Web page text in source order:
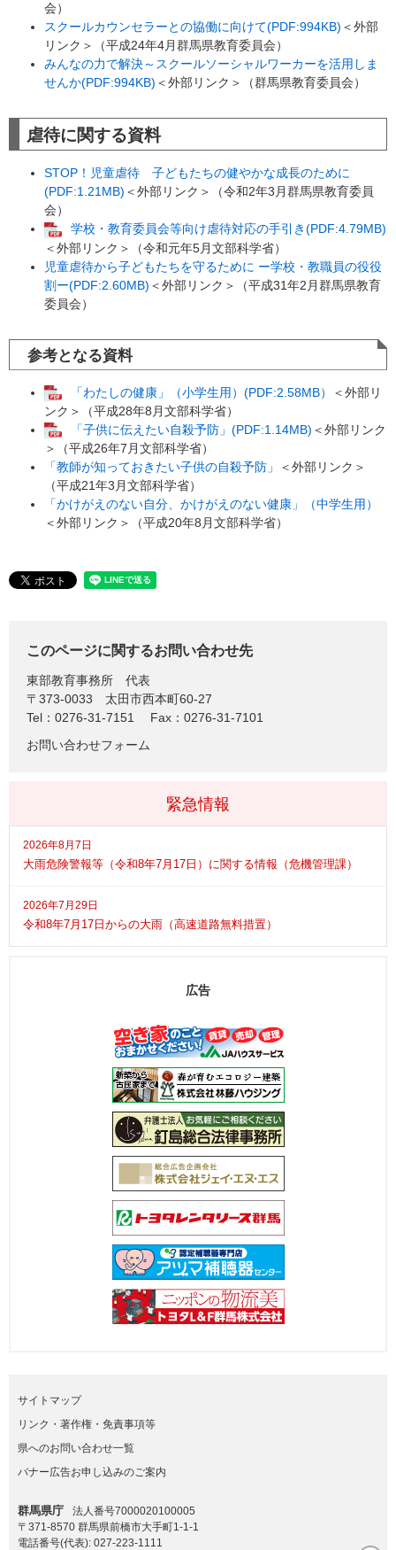
会）
スクールカウンセラーとの協働に向けて(PDF:994KB) ＜外部
リンク＞
（平成24年4月群馬県教育委員会）
みんなの力で解決～スクールソーシャルワーカーを活用しま
せんか(PDF:994KB) ＜外部リンク＞ （群馬県教育委員会）
虐待に関する資料
STOP！児童虐待 子どもたちの健やかな成長のために
(PDF:1.21MB) ＜外部リンク＞
（令和2年3月群馬県教育委員
会）
学校・教育委員会等向け虐待対応の手引き(PDF:4.79MB)
＜外部リンク＞
（令和元年5月文部科学省）
児童虐待から子どもたちを守るために ー学校・教職員の役役
割ー(PDF:2.60MB) ＜外部リンク＞
（平成31年2月群馬県教育
委員会）
参考となる資料
「わたしの健康」（小学生用）(PDF:2.58MB）
＜外部リ
ンク＞
（平成28年8月文部科学省）
「子供に伝えたい自殺予防」(PDF:1.14MB) ＜外部リンク
＞
（平成26年7月文部科学省）
「教師が知っておきたい子供の自殺予防」
＜外部リンク＞
（平成21年3月文部科学省）
「かけがえのない自分、かけがえのない健康」（中学生用）
＜外部リンク＞
（平成20年8月文部科学省）
このページに関するお問い合わせ先
東部教育事務所
代表
〒373-0033
太田市西本町60-27
Tel：0276-31-7151
Fax：0276-31-7101
お問い合わせフォーム
緊急情報
2026年8月7日
大雨危険警報等（令和8年7月17日）に関する情報（危機管理課）
2026年7月29日
令和8年7月17日からの大雨（高速道路無料措置）
広告
サイトマップ
リンク・著作権・免責事項等
県へのお問い合わせ一覧
バナー広告お申し込みのご案内
群馬県庁
法人番号7000020100005
〒371-8570 群馬県前橋市大手町1-1-1
電話番号(代表): 027-223-1111